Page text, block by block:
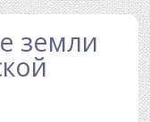
земли